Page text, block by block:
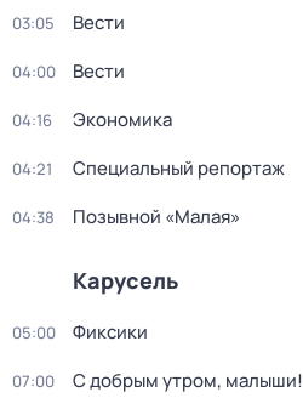
03:05 Вести
04:00 Вести
04:16 Экономика
04:21 Специальный репортаж
04:38 Позывной «Малая»
Карусель
05:00 Фиксики
07:00 С добрым утром, малыши!